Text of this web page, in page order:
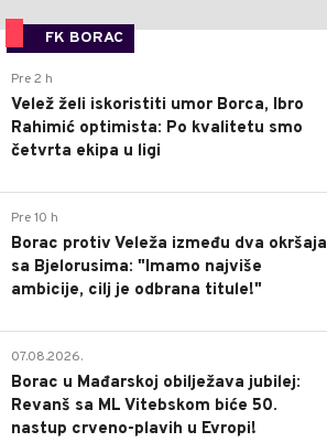
FK BORAC
Pre 2 h
Velež želi iskoristiti umor Borca, Ibro
Rahimić optimista: Po kvalitetu smo
četvrta ekipa u ligi
Pre 10 h
Borac protiv Veleža između dva okršaja
sa Bjelorusima: "Imamo najviše
ambicije, cilj je odbrana titule!"
07.08.2026.
Borac u Mađarskoj obilježava jubilej:
Revanš sa ML Vitebskom biće 50.
nastup crveno-plavih u Evropi!